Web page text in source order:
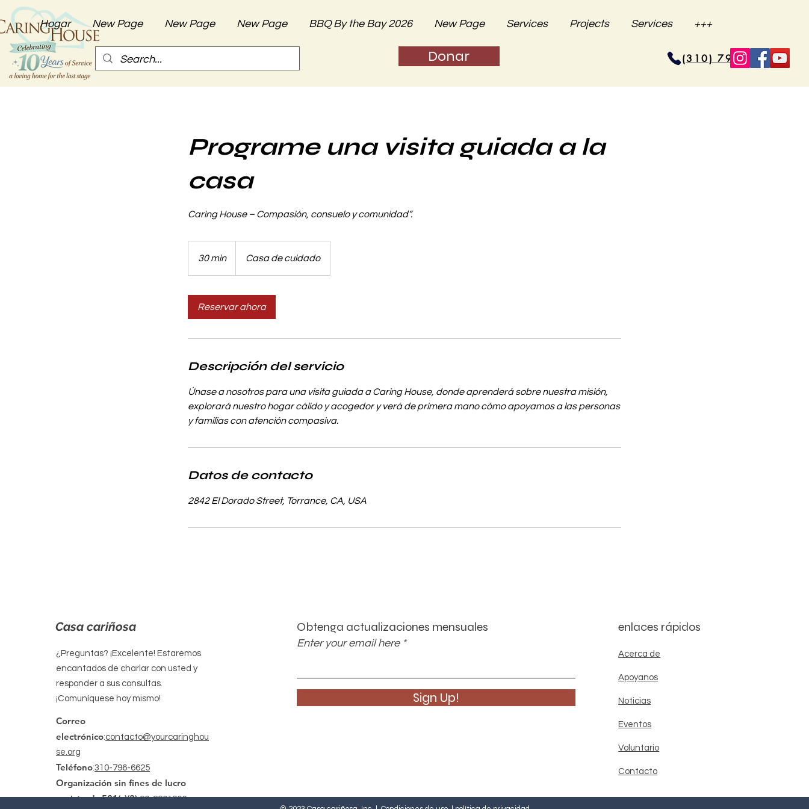
Hogar New Page New Page New Page BBQ By the Bay 2026 New Page Services Projects Services +++
Donar (310) 796-6625
Programe una visita guiada a la
casa
Caring House – Compasión, consuelo y comunidad”.
30 min3
Casa de cuidado
Reservar ahora
Descripción del servicio
Únase a nosotros para una visita guiada a Caring House, donde aprenderá sobre nuestra misión,
explorará nuestro hogar cálido y acogedor y verá de primera mano cómo apoyamos a las personas
y familias con atención compasiva.
Datos de contacto
2842 El Dorado Street, Torrance, CA, USA
Casa cariñosa
¿Preguntas? ¡Excelente! Estaremos
encantados de charlar con usted y
responder a sus consultas.
¡Comuníquese hoy mismo!
Correo
electrónico:contacto@yourcaringhou
se.org
Teléfono:310-796-6625
Organización sin fines de lucro
registrada 501(c)(3):20-2201206
Obtenga actualizaciones mensuales
Enter your email here
Sign Up!
enlaces rápidos
Acerca de
Apoyanos
Noticias
Eventos
Voluntario
Contacto